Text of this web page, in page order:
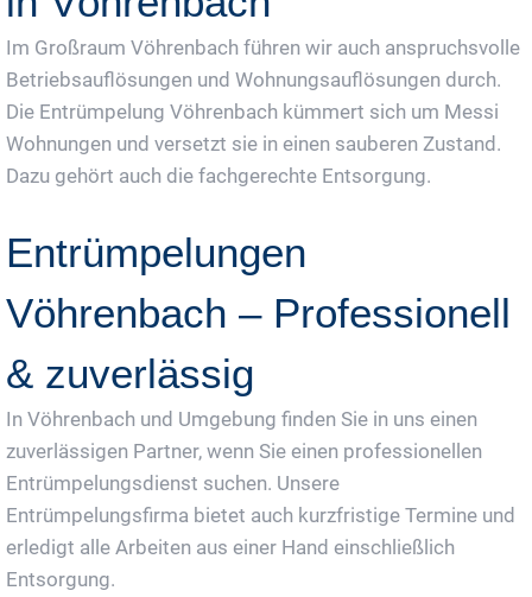
Im Großraum Vöhrenbach führen wir auch anspruchsvolle
Betriebsauflösungen und Wohnungsauflösungen durch.
Die Entrümpelung Vöhrenbach kümmert sich um Messi
Wohnungen und versetzt sie in einen sauberen Zustand.
Dazu gehört auch die fachgerechte Entsorgung.
Entrümpelungen
Vöhrenbach – Professionell
& zuverlässig
In Vöhrenbach und Umgebung finden Sie in uns einen
zuverlässigen Partner, wenn Sie einen professionellen
Entrümpelungsdienst suchen. Unsere
Entrümpelungsfirma bietet auch kurzfristige Termine und
erledigt alle Arbeiten aus einer Hand einschließlich
Entsorgung.